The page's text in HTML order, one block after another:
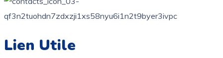
Lien Utile